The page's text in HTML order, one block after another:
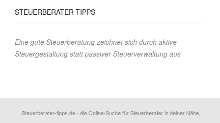
STEUERBERATER TIPPS
Eine gute Steuerberatung zeichnet sich durch aktive
Steuergestaltung statt passiver Steuerverwaltung aus
„Steuerberater-tipps.de - die Online-Suche für Steuerberater in deiner Nähe,